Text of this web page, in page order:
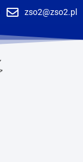
zso2@zso2.pl